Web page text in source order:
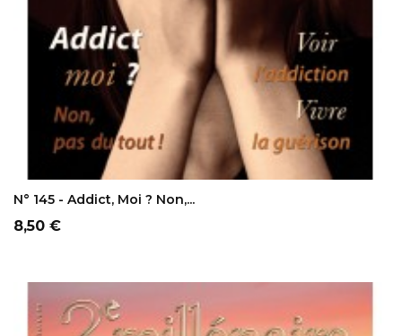
AJOUTER AU PANIER
N° 145 - Addict, Moi ? Non,...
Prix
8,50 €